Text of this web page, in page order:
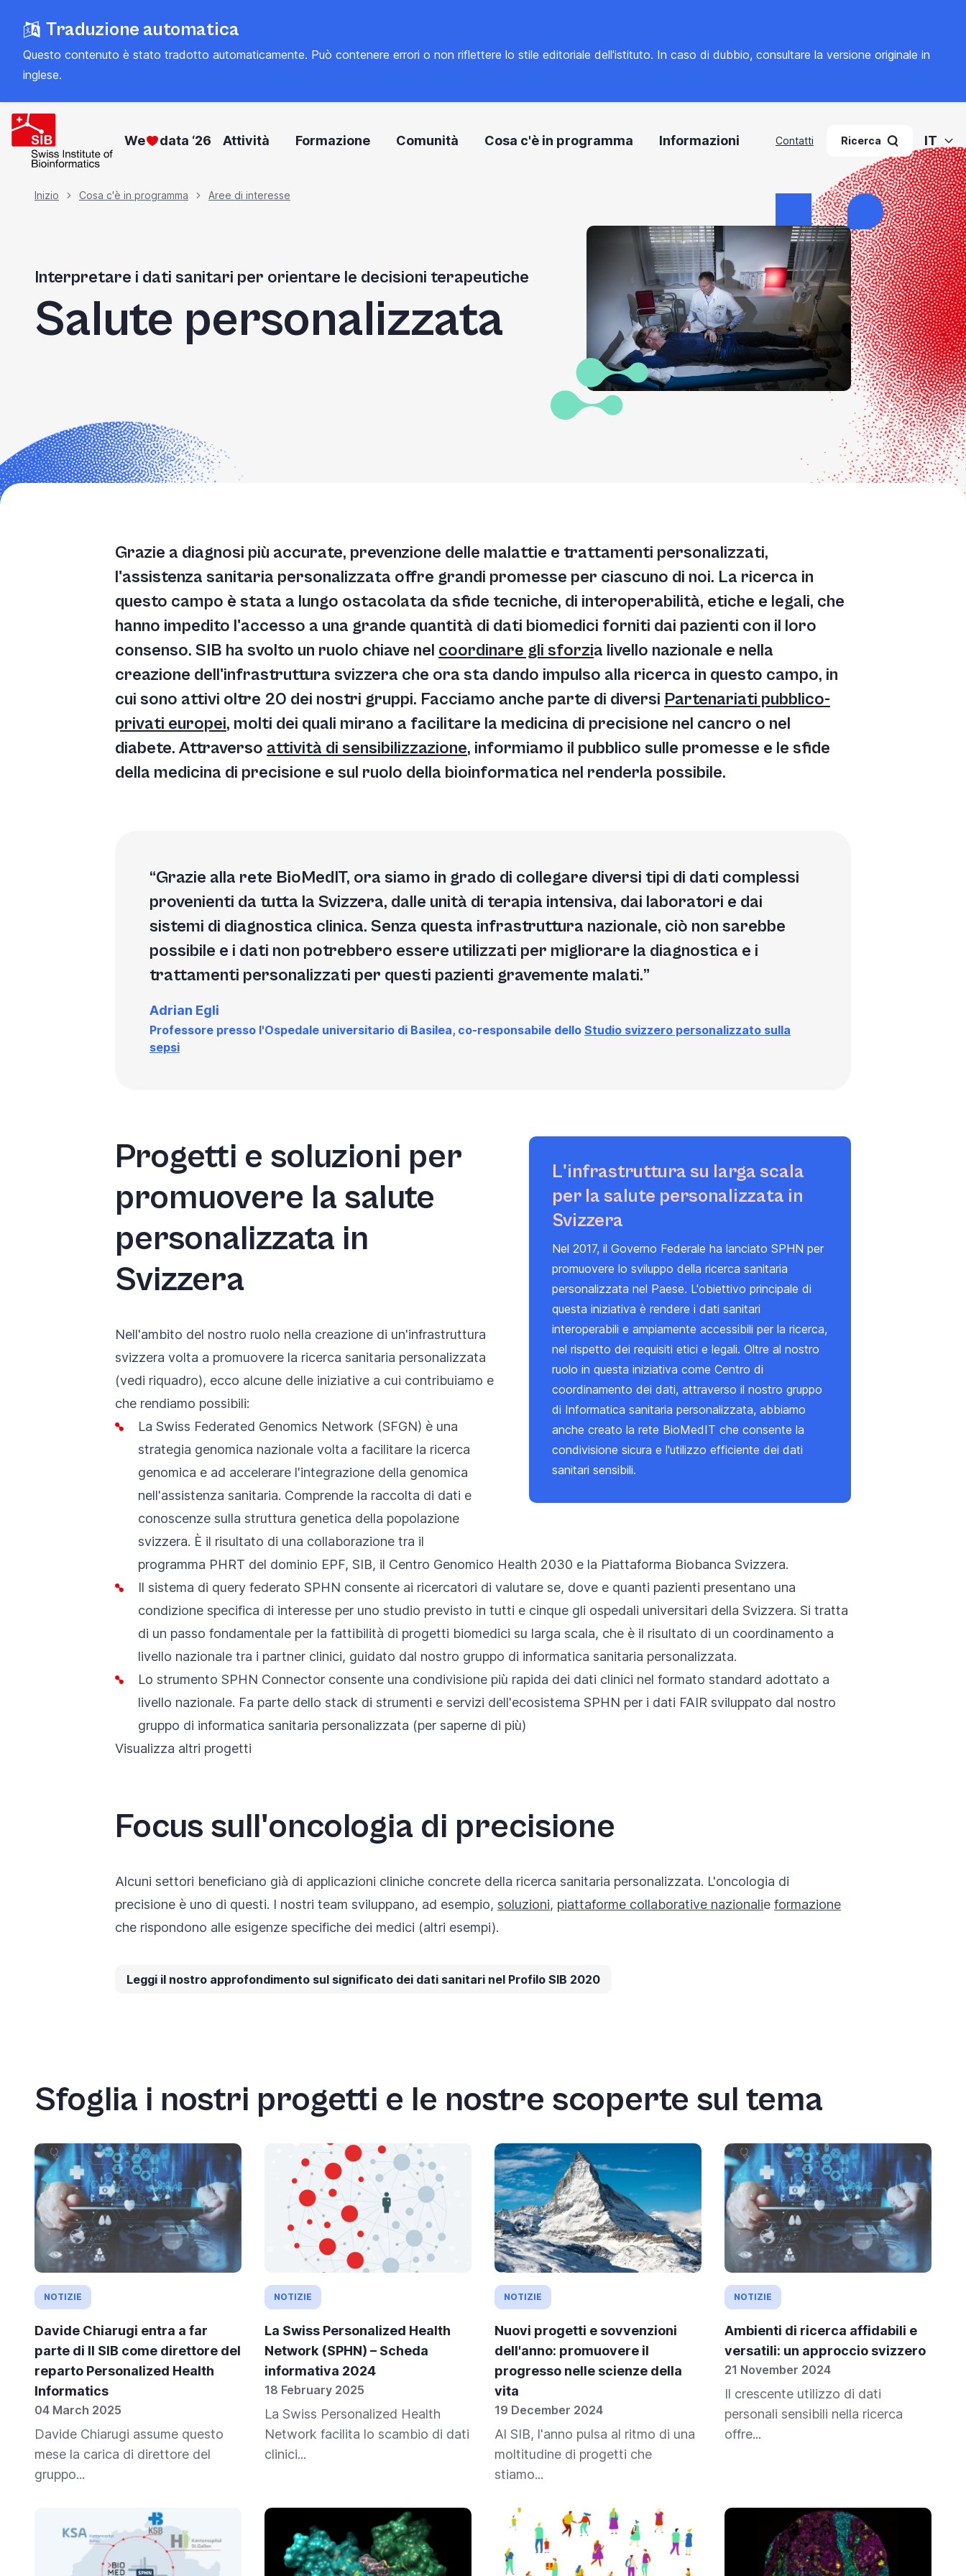
contenuto
principale
Traduzione automatica
Questo contenuto è stato tradotto automaticamente. Può contenere errori o non riflettere lo stile editoriale dell'istituto. In caso di dubbio, consultare la versione originale in
inglese.
We data ‘26 Attività Formazione Comunità Cosa c'è in programma Informazioni Contatti Ricerca IT
Briciola
pane
Inizio Cosa c'è in programma Aree di interesse
Interpretare i dati sanitari per orientare le decisioni terapeutiche
Salute personalizzata
Grazie a diagnosi più accurate, prevenzione delle malattie e trattamenti personalizzati,
l'assistenza sanitaria personalizzata offre grandi promesse per ciascuno di noi. La ricerca in
questo campo è stata a lungo ostacolata da sfide tecniche, di interoperabilità, etiche e legali, che
hanno impedito l'accesso a una grande quantità di dati biomedici forniti dai pazienti con il loro
consenso. SIB ha svolto un ruolo chiave nel coordinare gli sforzia livello nazionale e nella
creazione dell'infrastruttura svizzera che ora sta dando impulso alla ricerca in questo campo, in
cui sono attivi oltre 20 dei nostri gruppi. Facciamo anche parte di diversi Partenariati pubblico-
privati europei, molti dei quali mirano a facilitare la medicina di precisione nel cancro o nel
diabete. Attraverso attività di sensibilizzazione, informiamo il pubblico sulle promesse e le sfide
della medicina di precisione e sul ruolo della bioinformatica nel renderla possibile.
Grazie alla rete BioMedIT, ora siamo in grado di collegare diversi tipi di dati complessi
provenienti da tutta la Svizzera, dalle unità di terapia intensiva, dai laboratori e dai
sistemi di diagnostica clinica. Senza questa infrastruttura nazionale, ciò non sarebbe
possibile e i dati non potrebbero essere utilizzati per migliorare la diagnostica e i
trattamenti personalizzati per questi pazienti gravemente malati.
Adrian Egli
Professore presso l'Ospedale universitario di Basilea, co-responsabile dello Studio svizzero personalizzato sulla
sepsi
L'infrastruttura su larga scala
per la salute personalizzata in
Svizzera
Nel 2017, il Governo Federale ha lanciato SPHN per
promuovere lo sviluppo della ricerca sanitaria
personalizzata nel Paese. L'obiettivo principale di
questa iniziativa è rendere i dati sanitari
interoperabili e ampiamente accessibili per la ricerca,
nel rispetto dei requisiti etici e legali. Oltre al nostro
ruolo in questa iniziativa come Centro di
coordinamento dei dati, attraverso il nostro gruppo
di Informatica sanitaria personalizzata, abbiamo
anche creato la rete BioMedIT che consente la
condivisione sicura e l'utilizzo efficiente dei dati
sanitari sensibili.
Progetti e soluzioni per
promuovere la salute
personalizzata in
Svizzera
Nell'ambito del nostro ruolo nella creazione di un'infrastruttura
svizzera volta a promuovere la ricerca sanitaria personalizzata
(vedi riquadro), ecco alcune delle iniziative a cui contribuiamo e
che rendiamo possibili:
La Swiss Federated Genomics Network (SFGN) è una
strategia genomica nazionale volta a facilitare la ricerca
genomica e ad accelerare l'integrazione della genomica
nell'assistenza sanitaria. Comprende la raccolta di dati e
conoscenze sulla struttura genetica della popolazione
svizzera. È il risultato di una collaborazione tra il
programma PHRT del dominio EPF, SIB, il Centro Genomico Health 2030 e la Piattaforma Biobanca Svizzera.
Il sistema di query federato SPHN consente ai ricercatori di valutare se, dove e quanti pazienti presentano una
condizione specifica di interesse per uno studio previsto in tutti e cinque gli ospedali universitari della Svizzera. Si tratta
di un passo fondamentale per la fattibilità di progetti biomedici su larga scala, che è il risultato di un coordinamento a
livello nazionale tra i partner clinici, guidato dal nostro gruppo di informatica sanitaria personalizzata.
Lo strumento SPHN Connector consente una condivisione più rapida dei dati clinici nel formato standard adottato a
livello nazionale. Fa parte dello stack di strumenti e servizi dell'ecosistema SPHN per i dati FAIR sviluppato dal nostro
gruppo di informatica sanitaria personalizzata (per saperne di più)
Visualizza altri progetti
Focus sull'oncologia di precisione
Alcuni settori beneficiano già di applicazioni cliniche concrete della ricerca sanitaria personalizzata. L'oncologia di
precisione è uno di questi. I nostri team sviluppano, ad esempio, soluzioni, piattaforme collaborative nazionalie formazione
che rispondono alle esigenze specifiche dei medici (altri esempi).
Leggi il nostro approfondimento sul significato dei dati sanitari nel Profilo SIB 2020
Sfoglia i nostri progetti e le nostre scoperte sul tema
NOTIZIE
Davide Chiarugi entra a far
parte di Il SIB come direttore del
reparto Personalized Health
Informatics
04 March 2025
Davide Chiarugi assume questo
mese la carica di direttore del
gruppo...
NOTIZIE
La Swiss Personalized Health
Network (SPHN) – Scheda
informativa 2024
18 February 2025
La Swiss Personalized Health
Network facilita lo scambio di dati
clinici...
NOTIZIE
Nuovi progetti e sovvenzioni
dell'anno: promuovere il
progresso nelle scienze della
vita
19 December 2024
Al SIB, l'anno pulsa al ritmo di una
moltitudine di progetti che
stiamo...
NOTIZIE
Ambienti di ricerca affidabili e
versatili: un approccio svizzero
21 November 2024
Il crescente utilizzo di dati
personali sensibili nella ricerca
offre...